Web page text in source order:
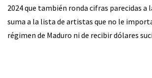
2024 que también ronda cifras parecidas a
suma a la lista de artistas que no le
régimen de Maduro ni de recibir dólares